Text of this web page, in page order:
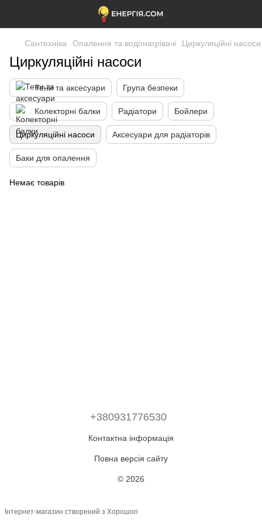
Сантехніка Опалення та водонагрівачі Циркуляційні насоси
Циркуляційні насоси
Тени та аксесуари Група безпеки
Колекторні балки Радіатори Бойлери
Циркуляційні насоси Аксесуари для радіаторів
Баки для опалення
Немає товарів
+380931776530
Контактна інформація
Повна версія сайту
© 2026
Інтернет-магазин створений з Хорошоп